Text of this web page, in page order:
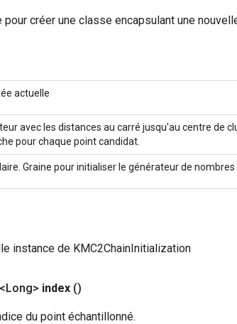
créer une classe encapsulant une
actuelle
avec les distances au carré jusqu'au centre de
pour chaque point candidat.
Graine pour initialiser le générateur de nombres
instance de KMC2ChainInitialization
index ()
du point échantillonné.